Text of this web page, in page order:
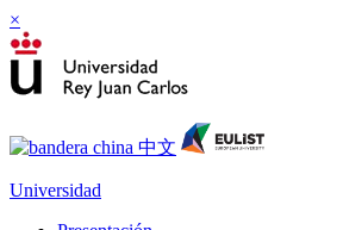
×
Universidad